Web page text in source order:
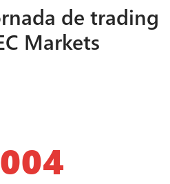
de trading
Markets